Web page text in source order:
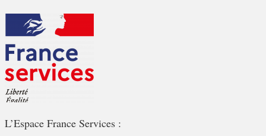
L’Espace France Services :